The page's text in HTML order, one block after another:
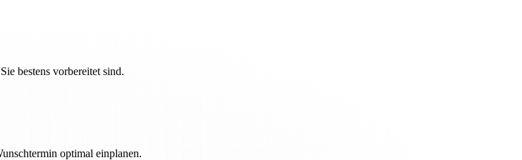
bestens vorbereitet sind.
optimal einplanen.